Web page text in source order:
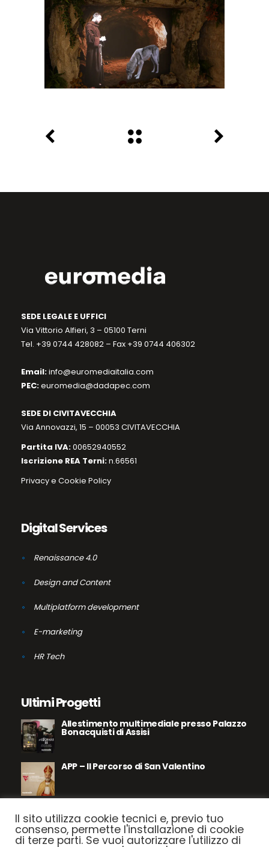
SEDE LEGALE E UFFICI
Via Vittorio Alfieri, 3 – 05100 Terni
Tel. +39 0744 428082 – Fax +39 0744 406302
Email:info@euromediaitalia.com
PEC:euromedia@dadapec.com
SEDE DI CIVITAVECCHIA
Via Annovazzi, 15 – 00053 CIVITAVECCHIA
Partita IVA:00652940552
Iscrizione REA Terni:n.66561
Privacy e Cookie Policy
Digital Services
Renaissance 4.0
Design and Content
Multiplatform development
E-marketing
HR Tech
Ultimi Progetti
Allestimento multimediale presso Palazzo
Bonacquisti di Assisi
APP – Il Percorso di San Valentino
Il sito utilizza cookie tecnici e, previo tuo
consenso, permette l'installazione di cookie
di terze parti. Se vuoi autorizzare l'utilizzo di